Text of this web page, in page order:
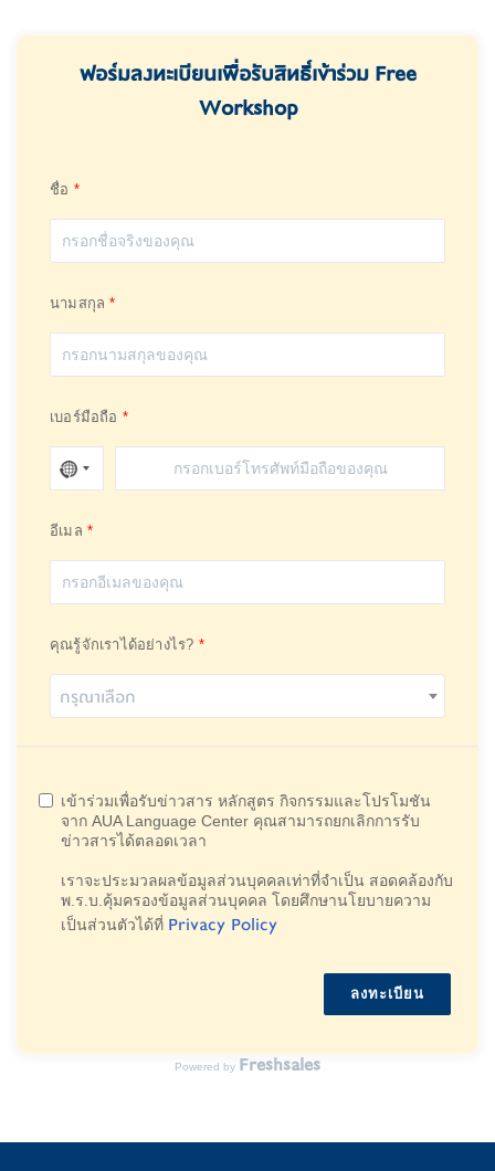
ฟอร์มลงทะเบียนเพื่อรับสิทธิ์เข้าร่วม Free
Workshop
ชื่อ
นามสกุล
เบอร์มือถือ
อีเมล
คุณรู้จักเราได้อย่างไร?
กรุณาเลือก
เข้าร่วมเพื่อรับข่าวสาร หลักสูตร กิจกรรมและโปรโมชัน
จาก AUA Language Center คุณสามารถยกเลิกการรับ
ข่าวสารได้ตลอดเวลา
เราจะประมวลผลข้อมูลส่วนบุคคลเท่าที่จําเป็น สอดคล้องกับ
พ.ร.บ.คุ้มครองข้อมูลส่วนบุคคล โดยศึกษานโยบายความ
เป็นส่วนตัวได้ที่ Privacy Policy
ลงทะเบียน
Powered by Freshsales